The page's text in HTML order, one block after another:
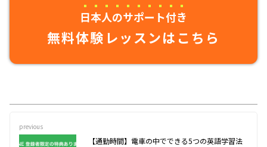
日本人のサポート付き
無料体験レッスンはこちら
previous
【通勤時間】電車の中でできる5つの英語学習法